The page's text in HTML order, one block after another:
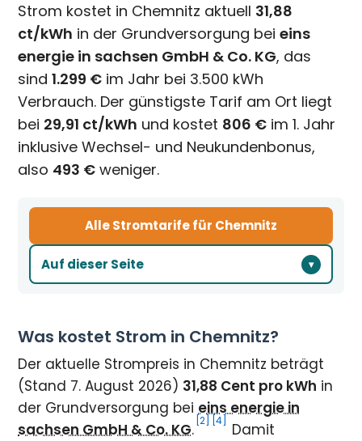
Strom kostet in Chemnitz aktuell 31,88
ct/kWh in der Grundversorgung beieins
energie in sachsen GmbH & Co. KG, das
sind1.299 € im Jahr bei 3.500 kWh
Verbrauch. Der günstigste Tarif am Ort liegt
bei 29,91 ct/kWh und kostet 806 € im 1. Jahr
inklusive Wechsel- und Neukundenbonus,
also 493 € weniger.
Auf dieser Seite
Alle Stromtarife für Chemnitz
Was kostet Strom in Chemnitz?
Der aktuelle Strompreis in Chemnitz beträgt
(Stand 7. August 2026) 31,88 Cent pro kWh in
der Grundversorgung beieins energie in
sachsen GmbH & Co. KG. [2] [4]
Damit